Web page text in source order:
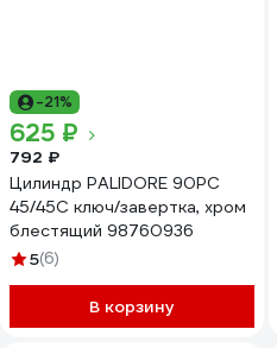
-21%
625 ₽
792 ₽
Цилиндр PALIDORE 90PC
45/45С ключ/завертка, хром
блестящий 98760936
5(6)
В корзину